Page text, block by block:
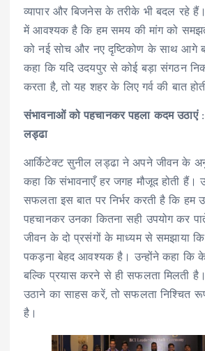
व्यापार और बिजनेस के तरीके भी बदल रहे
में आवश्यक है कि हम समय की मांग को समझते
को नई सोच और नए दृष्टिकोण के साथ आगे
कहा कि यदि उदयपुर से कोई बड़ा संगठन
करता है, तो यह शहर के लिए गर्व की बात
संभावनाओं को पहचानकर पहला कदम उठाएं
लड्ढा
आर्किटेक्ट सुनील लड्ढा ने अपने जीवन के
कहा कि संभावनाएँ हर जगह मौजूद होती हैं।
सफलता इस बात पर निर्भर करती है कि हम
पहचानकर उनका कितना सही उपयोग कर
जीवन के दो प्रसंगों के माध्यम से समझाया
पकड़ना बेहद आवश्यक है। उन्होंने कहा कि
बल्कि प्रयास करने से ही सफलता मिलती
उठाने का साहस करें, तो सफलता निश्चित
है।